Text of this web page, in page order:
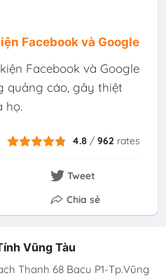
Facebook và Google
Facebook và Google
quảng cáo, gây thiệt
họ.
4.8 /962 rates
Tweet
Chia sẻ
Vũng Tàu
Thanh 68 Bacu P1-Tp.Vũng